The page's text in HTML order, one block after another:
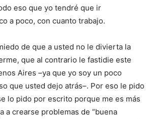
eso que yo tendré que ir
a poco, con cuanto trabajo.
de que a usted no le divierta la
que al contrario le fastidie este
Aires –ya que yo soy un poco
que usted dejo atrás–. Por eso le pido
lo pido por escrito porque me es más
a crearse problemas de “buena